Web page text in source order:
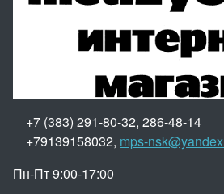
+7 (383) 291-80-32, 286-48-14
+79139158032, mps-
Пн-Пт 9:00-17:00